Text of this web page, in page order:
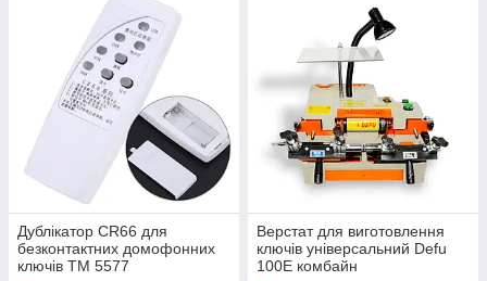
Дублікатор CR66 для
безконтактних домофонних
ключів TM 5577
Верстат для виготовлення
ключів універсальний Defu
100E комбайн